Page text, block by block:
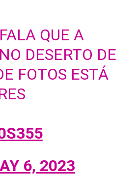
QUE A
DESERTO DE
FOTOS ESTÁ
6, 2023